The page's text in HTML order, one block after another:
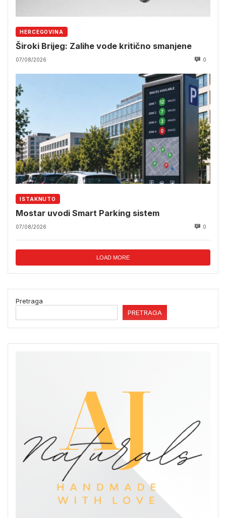
HERCEGOVINA
Široki Brijeg: Zalihe vode kritično smanjene
07/08/2026 0
ISTAKNUTO
Mostar uvodi Smart Parking sistem
07/08/2026 0
LOAD MORE
Pretraga
PRETRAGA